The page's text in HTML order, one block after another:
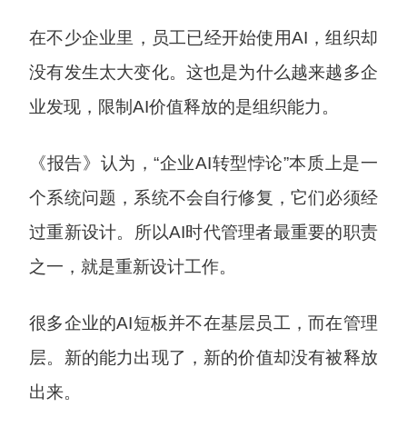
在不少企业里，员工已经开始使用AI，组织却
没有发生太大变化。这也是为什么越来越多企
业发现，限制AI价值释放的是组织能力。
《报告》认为，“企业AI转型悖论”本质上是一
个系统问题，系统不会自行修复，它们必须经
过重新设计。所以AI时代管理者最重要的职责
之一，就是重新设计工作。
很多企业的AI短板并不在基层员工，而在管理
层。新的能力出现了，新的价值却没有被释放
出来。